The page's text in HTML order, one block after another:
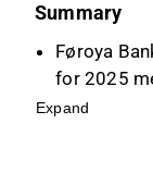
Summary
Føroya
for 2025
288,3 mio.,
Expand